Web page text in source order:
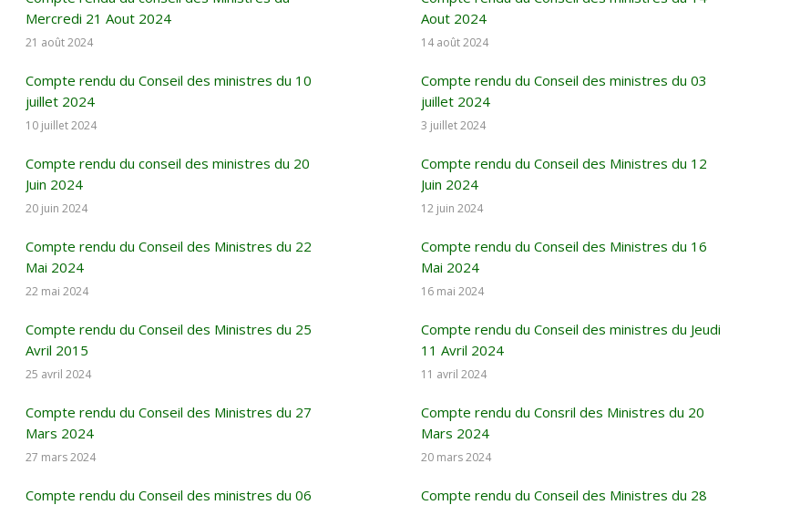
Mercredi 21 Aout 2024
21 août 2024
Aout 2024
14 août 2024
Compte rendu du Conseil des ministres du 10
juillet 2024
10 juillet 2024
Compte rendu du Conseil des ministres du 03
juillet 2024
3 juillet 2024
Compte rendu du conseil des ministres du 20
Juin 2024
20 juin 2024
Compte rendu du Conseil des Ministres du 12
Juin 2024
12 juin 2024
Compte rendu du Conseil des Ministres du 22
Mai 2024
22 mai 2024
Compte rendu du Conseil des Ministres du 16
Mai 2024
16 mai 2024
Compte rendu du Conseil des Ministres du 25
Avril 2015
25 avril 2024
Compte rendu du Conseil des ministres du Jeudi
11 Avril 2024
11 avril 2024
Compte rendu du Conseil des Ministres du 27
Mars 2024
27 mars 2024
Compte rendu du Consril des Ministres du 20
Mars 2024
20 mars 2024
Compte rendu du Conseil des ministres du 06
Compte rendu du Conseil des Ministres du 28